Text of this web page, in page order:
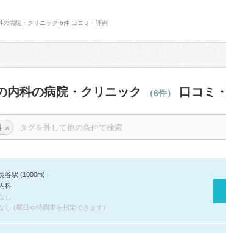
病院・クリニック 6件 口コミ・評判
内科の病院・クリニック （6件） 口コミ
×
谷駅 (1000m)
科
し
し (曜日や時間帯を指定できます)